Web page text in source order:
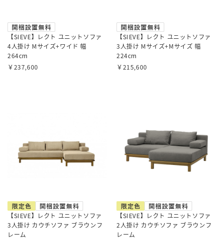
【SIEVE】レクト ユニットソファ
4人掛け Mサイズ+ワイド 幅
264cm
￥237,600
【SIEVE】レクト ユニットソファ
3人掛け Mサイズ+Mサイズ 幅
224cm
￥215,600
【SIEVE】レクト ユニットソファ
3人掛け カウチソファ ブラウンフ
レーム
【SIEVE】レクト ユニットソファ
2人掛け カウチソファ ブラウンフ
レーム